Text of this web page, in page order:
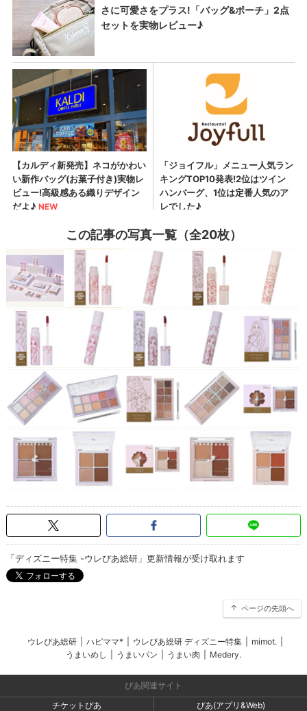
この記事の写真一覧（全20枚）
「ディズニー特集 -ウレぴあ総研」更新情報が受け取れます
ページの先頭へ
ウレぴあ総研 ハピママ* ウレぴあ総研 ディズニー特集 mimot.
うまいめし
うまいパン うまい肉 Medery.
ぴあ関連サイト
チケットぴあ
ぴあ(アプリ&Web)